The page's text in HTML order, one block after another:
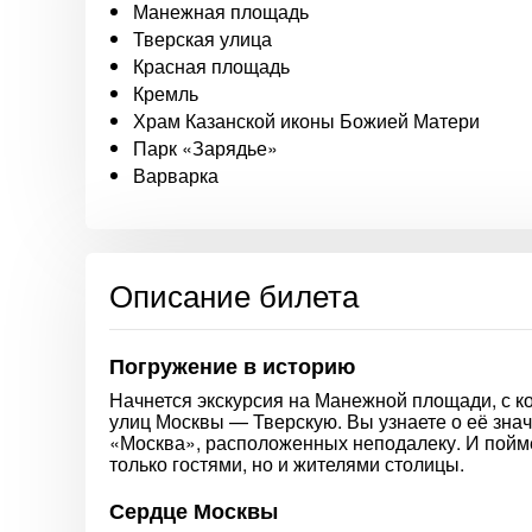
Манежная площадь
Тверская улица
Красная площадь
Кремль
Храм Казанской иконы Божией Матери
Парк «Зарядье»
Варварка
Описание билета
Погружение в историю
Начнется экскурсия на Манежной площади, с
улиц Москвы — Тверскую. Вы узнаете о её
«Москва», расположенных неподалеку. И
только гостями, но и жителями столицы.
Сердце Москвы